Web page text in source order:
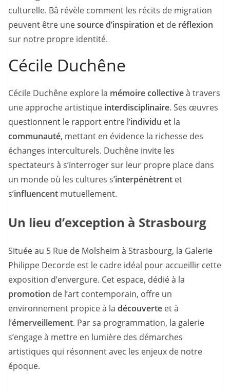
culturelle. Bâ révèle comment les récits de migration
peuvent être unesource d’inspiration et de réflexion
sur notre propre identité.
Cécile Duchêne
Cécile Duchêne explore la mémoire collectiveà travers
une approche artistique interdisciplinaire. Ses œuvres
questionnent le rapport entre l’individu et la
communauté, mettant en évidence la richesse des
échanges interculturels. Duchêne invite les
spectateurs à s’interroger sur leur propre place dans
un monde où les cultures s’interpénètrent et
s’influencent mutuellement.
Un lieu d’exception à Strasbourg
Située au 5 Rue de Molsheim à Strasbourg, la Galerie
Philippe Decorde est le cadre idéal pour accueillir cette
exposition d’envergure. Cet espace, dédié à la
promotion de l’art contemporain, offre un
environnement propice à la découverte et à
l’émerveillement. Par sa programmation, la galerie
s’engage à mettre en lumière des démarches
artistiques qui résonnent avec les enjeux de notre
époque.